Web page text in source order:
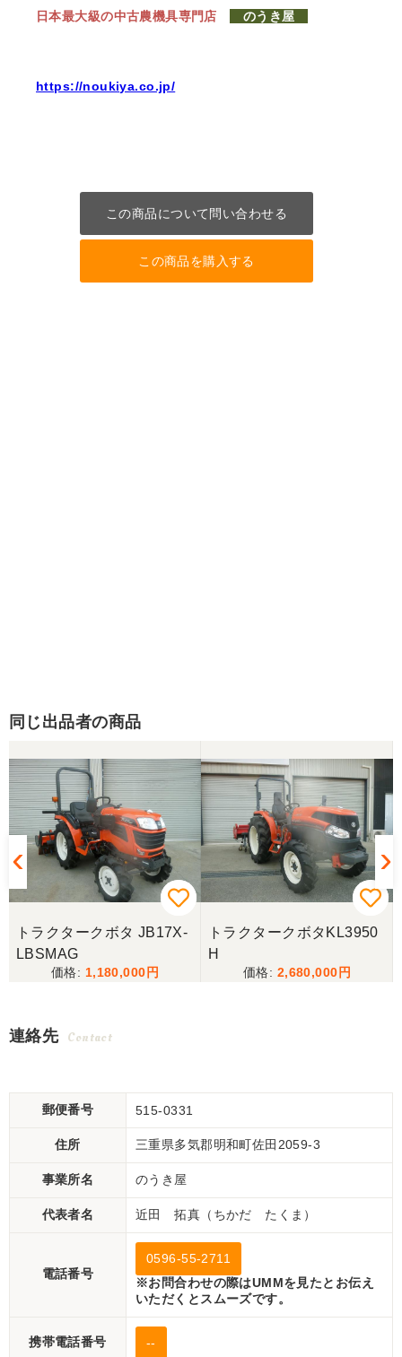
日本最大級の中古農機具専門店 のうき屋
https://noukiya.co.jp/
この商品について問い合わせる
この商品を購入する
同じ出品者の商品
トラクタークボタ JB17X-
LBSMAG
1,180,000
トラクタークボタKL3950
H
2,680,000
連絡先 Contact
郵便番号 515-0331
住所 三重県多気郡明和町佐田2059-3
事業所名 のうき屋
代表者名 近田 拓真（ちかだ たくま）
電話番号
0596-55-2711
※お問合わせの際はUMMを見たとお伝え
いただくとスムーズです。
携帯電話番号 --